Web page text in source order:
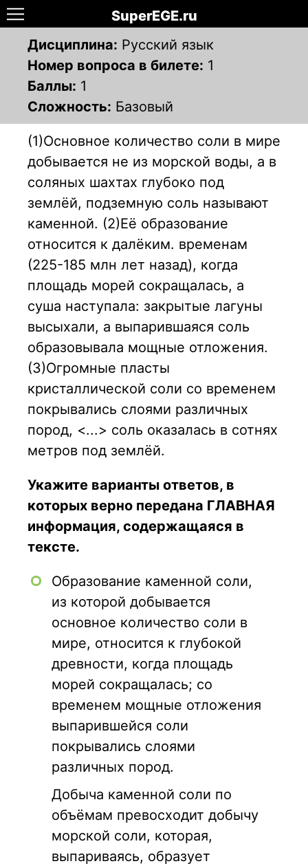
SuperEGE.ru
Дисциплина: Русский язык
Номер вопроса в билете: 1
Баллы: 1
Сложность: Базовый
(1)Основное количество соли в мире
добывается не из морской воды, а в
соляных шахтах глубоко под
землёй, подземную соль называют
каменной. (2)Её образование
относится к далёким. временам
(225-185 млн лет назад), когда
площадь морей сокращалась, а
суша наступала: закрытые лагуны
высыхали, а выпарившаяся соль
образовывала мощные отложения.
(З)Огромные пласты
кристаллической соли со временем
покрывались слоями различных
пород, <...> соль оказалась в сотнях
метров под землёй.
Укажите варианты ответов, в
которых верно передана ГЛАВНАЯ
информация, содержащаяся в
тексте.
Образование каменной соли,
из которой добывается
основное количество соли в
мире, относится к глубокой
древности, когда площадь
морей сокращалась; со
временем мощные отложения
выпарившейся соли
покрывались слоями
различных пород.
Добыча каменной соли по
объёмам превосходит добычу
морской соли, которая,
выпариваясь, образует